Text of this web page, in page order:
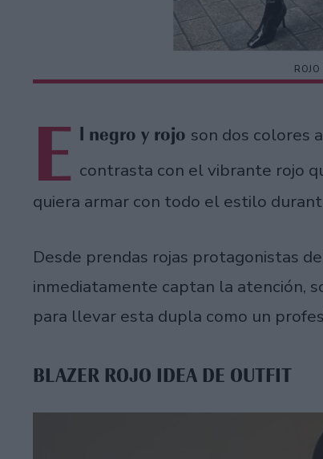
E l negro y rojo son dos colores
contrasta con el vibrante rojo
quiera armar con todo el estilo
Desde prendas rojas protagonistas
inmediatamente captan la atención,
para llevar esta dupla como un
BLAZER ROJO IDEA DE OUTFIT